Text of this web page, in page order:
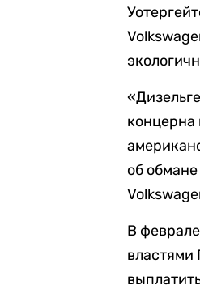
концерна
об
В
властями